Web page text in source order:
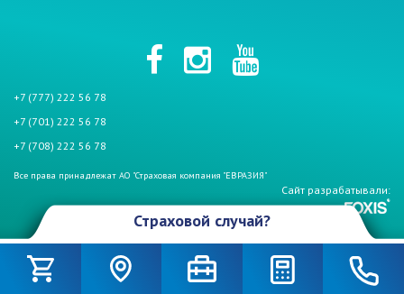
+7 (777) 222 56 78
+7 (701) 222 56 78
+7 (708) 222 56 78
Все права принадлежат АО "Страховая компания "ЕВРАЗИЯ"
Сайт разрабатывали:
Страховой случай?
беспокойтесь, если у Вас страховой полис АО «СК «Евразия». Мы
сочувствуем Вам и готовы оказать помощь и поддержку. В связи с